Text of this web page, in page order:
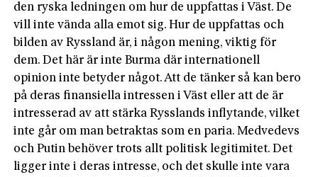
den ryska ledningen om hur de uppfattas i Väst. De
vill inte vända alla emot sig. Hur de uppfattas och
bilden av Ryssland är, i någon mening, viktig för
dem. Det här är inte Burma där internationell
opinion inte betyder något. Att de tänker så kan bero
på deras finansiella intressen i Väst eller att de är
intresserad av att stärka Rysslands inflytande, vilket
inte går om man betraktas som en paria. Medvedevs
och Putin behöver trots allt politisk legitimitet. Det
ligger inte i deras intresse, och det skulle inte vara